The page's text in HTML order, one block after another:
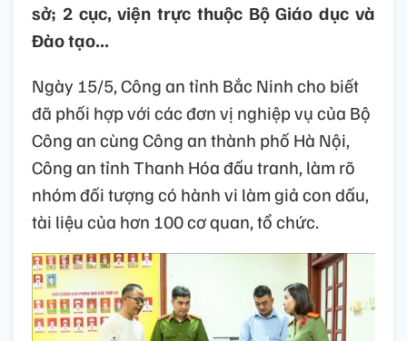
sở; 2 cục, viện trực thuộc Bộ Giáo dục và
Đào tạo...
Ngày 15/5, Công an tỉnh Bắc Ninh cho biết
đã phối hợp với các đơn vị nghiệp vụ của Bộ
Công an cùng Công an thành phố Hà Nội,
Công an tỉnh Thanh Hóa đấu tranh, làm rõ
nhóm đối tượng có hành vi làm giả con dấu,
tài liệu của hơn 100 cơ quan, tổ chức.